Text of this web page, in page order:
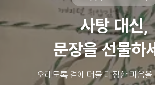
사탕 대신,
문장을 선물하
오래도록 곁에 머물 다정한 마음